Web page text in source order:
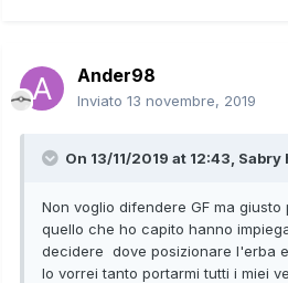
Ander98
Inviato 13 novembre, 2019
On 13/11/2019 at 12:43, Sabry
Non voglio difendere GF ma
quello che ho capito hanno
decidere dove posizionare l'erba
Io vorrei tanto portarmi tutti i miei